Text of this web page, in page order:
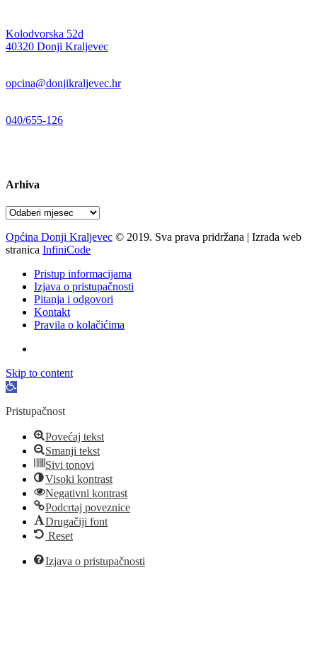
Kolodvorska 52d
40320 Donji Kraljevec
opcina@donjikraljevec.hr
040/655-126
Arhiva
Arhiva
Općina Donji Kraljevec © 2019. Sva prava pridržana | Izrada web
stranica InfiniCode
Pristup informacijama
Izjava o pristupačnosti
Pitanja i odgovori
Kontakt
Pravila o kolačićima
Skip to content
Open
Pristupačnost
Povećaj tekst
Smanji tekst
Sivi tonovi
Visoki kontrast
Negativni kontrast
Podcrtaj poveznice
Drugačiji font
Reset
Izjava o pristupačnosti